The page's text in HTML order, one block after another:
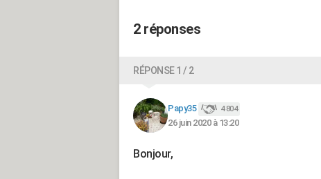
2 réponses
RÉPONSE 1 / 2
Papy35 4 804
26 juin 2020 à 13:20
Bonjour,